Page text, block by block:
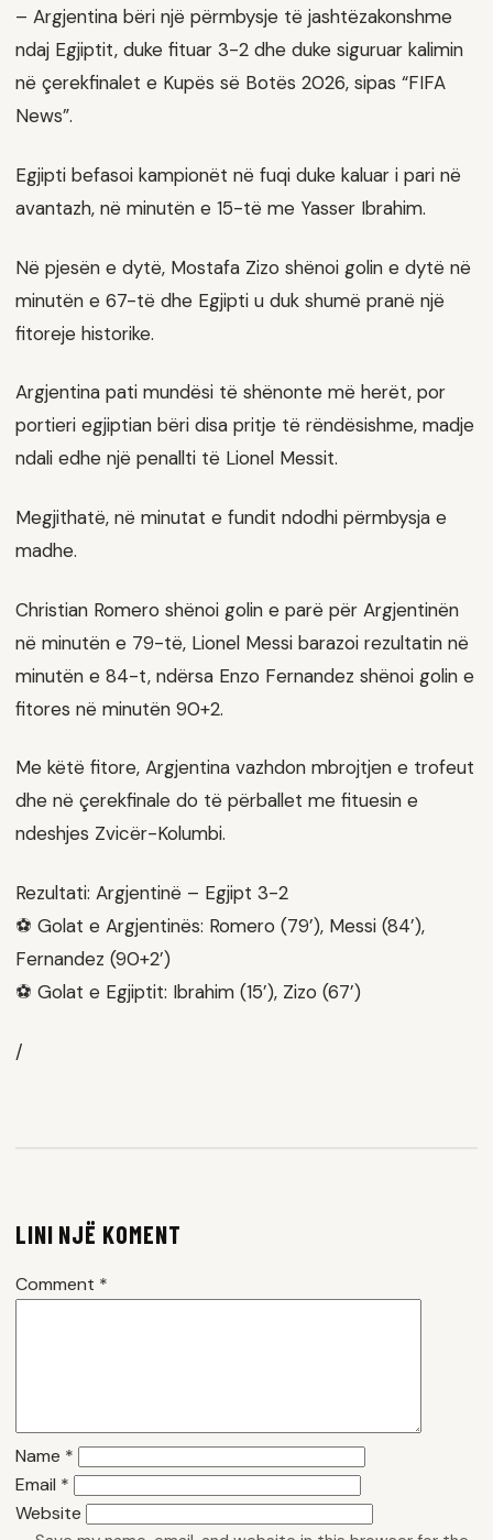
– Argjentina bëri një përmbysje të jashtëzakonshme
ndaj Egjiptit, duke fituar 3-2 dhe duke siguruar kalimin
në çerekfinalet e Kupës së Botës 2026, sipas “FIFA
News”.
Egjipti befasoi kampionët në fuqi duke kaluar i pari në
avantazh, në minutën e 15-të me Yasser Ibrahim.
Në pjesën e dytë, Mostafa Zizo shënoi golin e dytë në
minutën e 67-të dhe Egjipti u duk shumë pranë një
fitoreje historike.
Argjentina pati mundësi të shënonte më herët, por
portieri egjiptian bëri disa pritje të rëndësishme, madje
ndali edhe një penallti të Lionel Messit.
Megjithatë, në minutat e fundit ndodhi përmbysja e
madhe.
Christian Romero shënoi golin e parë për Argjentinën
në minutën e 79-të, Lionel Messi barazoi rezultatin në
minutën e 84-t, ndërsa Enzo Fernandez shënoi golin e
fitores në minutën 90+2.
Me këtë fitore, Argjentina vazhdon mbrojtjen e trofeut
dhe në çerekfinale do të përballet me fituesin e
ndeshjes Zvicër-Kolumbi.
Rezultati: Argjentinë – Egjipt 3-2
⚽ Golat e Argjentinës: Romero (79’), Messi (84’),
Fernandez (90+2’)
⚽ Golat e Egjiptit: Ibrahim (15’), Zizo (67’)
/
LINI NJË KOMENT
Comment *
Name *
Email *
Website